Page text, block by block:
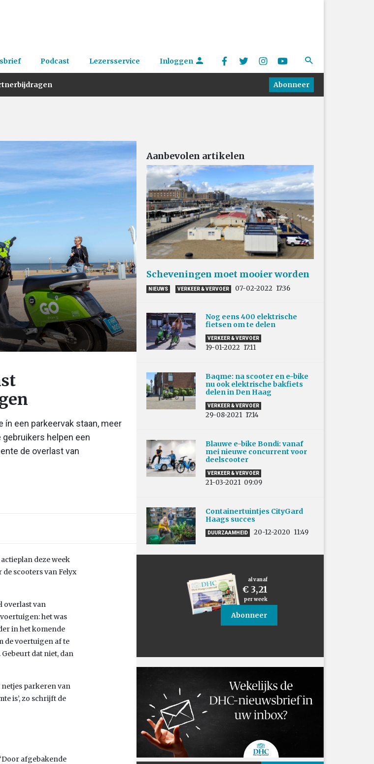
Podcast Lezersservice Inloggen
Abonneer
een parkeervak staan, meer
helpen een
de overlast van
deze week
scooters van Felyx
overlast van
het was
in het komende
de voertuigen af te
dat niet, dan
netjes parkeren van
is’, zo schrijft de
afgebakende
Aanbevolen artikelen
Scheveningen moet mooier worden
NIEUWS VERKEER & VERVOER 07-02-2022 17:36
Nog eens 400 elektrische
fietsen om te delen
VERKEER & VERVOER
19-01-2022 17:11
Baqme: na scooter en e-bike
nu ook elektrische bakfiets
delen in Den Haag
VERKEER & VERVOER
29-08-2021 17:14
Blauwe e-bike Bondi: vanaf
mei nieuwe concurrent voor
deelscooter
VERKEER & VERVOER
21-03-2021 09:09
Containertuintjes CityGard
Haags succes
DUURZAAMHEID 20-12-2020 11:49
al vanaf
€ 3,21
per week
Abonneer